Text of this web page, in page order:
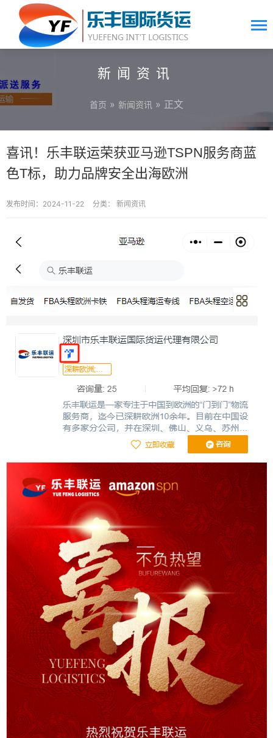
新闻资讯
首页 » 新闻资讯 » 正文
喜讯！乐丰联运荣获亚马逊TSPN服务商蓝
色T标，助力品牌安全出海欧洲
发布时间：2024-11-22 分类： 新闻资讯